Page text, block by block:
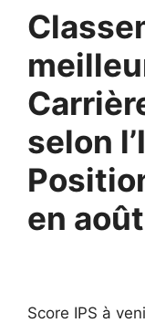
selon
en
Score IPS à